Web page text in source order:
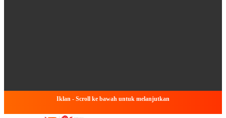
Iklan - Scroll ke bawah untuk melanjutkan